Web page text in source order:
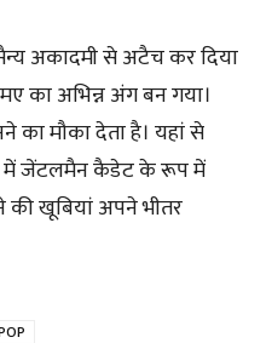
अकादमी से अटैच कर दिया
का अभिन्न अंग बन गया।
का मौका देता है। यहां से
जेंटलमैन कैडेट के रूप में
खूबियां अपने भीतर